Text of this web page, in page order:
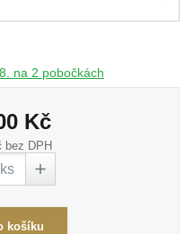
na 2 pobočkách
Kč
bez DPH
ks
košíku